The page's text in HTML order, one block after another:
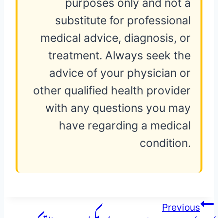
purposes only and not a
substitute for professional
medical advice, diagnosis, or
treatment. Always seek the
advice of your physician or
other qualified health provider
with any questions you may
have regarding a medical
condition.
پوسٹوں
Previous